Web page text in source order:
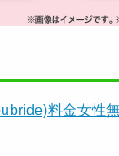
料金女性